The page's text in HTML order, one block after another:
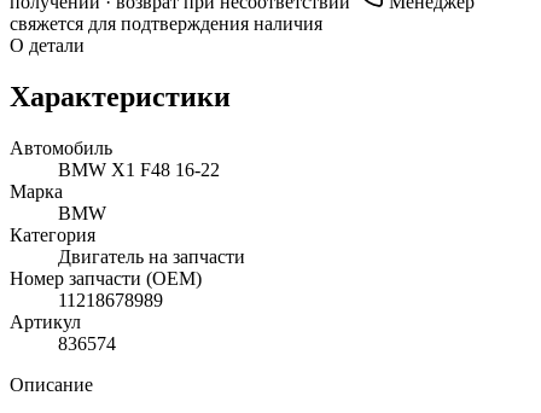
свяжется для подтверждения наличия
О детали
Характеристики
Автомобиль
BMW X1 F48 16-22
Марка
BMW
Категория
Двигатель на запчасти
Номер запчасти (OEM)
11218678989
Артикул
836574
Описание